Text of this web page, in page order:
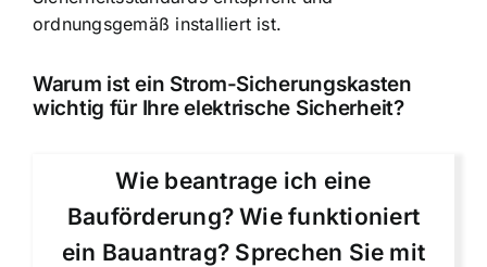
ordnungsgemäß installiert ist.
Warum ist ein Strom-Sicherungskasten
wichtig für Ihre elektrische Sicherheit?
Wie beantrage ich eine
Bauförderung? Wie funktioniert
ein Bauantrag? Sprechen Sie mit